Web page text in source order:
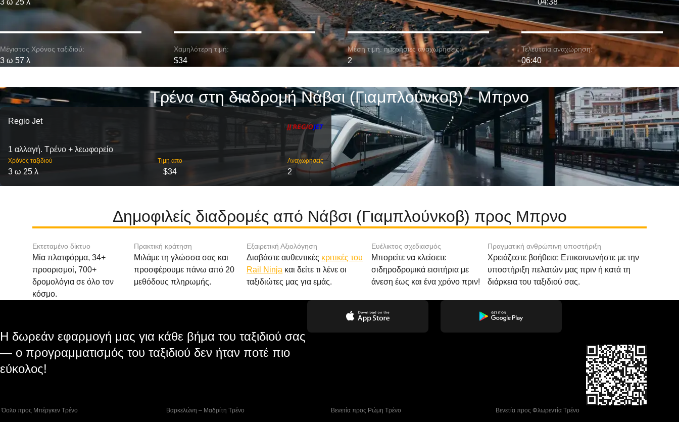
3 ω 25 λ 04:38
Μέγιστος Χρόνος ταξιδιού:
3 ω 57 λ
Χαμηλότερη τιμή:
$34
Μέση τιμή. ημερήσιες αναχωρήσεις:
2
Τελευταία αναχώρηση:
06:40
Τρένα στη διαδρομή Νάβσι (Γιαμπλούνκοβ) - Μπρνο
Regio Jet
1 αλλαγή. Τρένο + λεωφορείο
Χρόνος ταξιδιού
3 ω 25 λ
Τιμη απο
$34
Αναχωρήσεις
2
Δημοφιλείς διαδρομές από Νάβσι (Γιαμπλούνκοβ) προς Μπρνο
Εκτεταμένο δίκτυο
Μία πλατφόρμα, 34+
προορισμοί, 700+
δρομολόγια σε όλο τον
κόσμο.
Πρακτική κράτηση
Μιλάμε τη γλώσσα σας και
προσφέρουμε πάνω από 20
μεθόδους πληρωμής.
Εξαιρετική Αξιολόγηση
Διαβάστε αυθεντικές κριτικές του
Rail Ninja και δείτε τι λένε οι
ταξιδιώτες μας για εμάς.
Ευέλικτος σχεδιασμός
Μπορείτε να κλείσετε
σιδηροδρομικά εισιτήρια με
άνεση έως και ένα χρόνο πριν!
Πραγματική ανθρώπινη υποστήριξη
Χρειάζεστε βοήθεια; Επικοινωνήστε με την
υποστήριξη πελατών μας πριν ή κατά τη
διάρκεια του ταξιδιού σας.
Η δωρεάν εφαρμογή μας για κάθε βήμα του ταξιδιού σας
— ο προγραμματισμός του ταξιδιού δεν ήταν ποτέ πιο
εύκολος!
Όσλο προς Μπέργκεν Tρένο Βαρκελώνη – Μαδρίτη Tρένο Βενετία προς Ρώμη Τρένο Βενετία προς Φλωρεντία Τρένο